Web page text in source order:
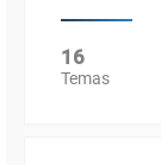
16
Temas